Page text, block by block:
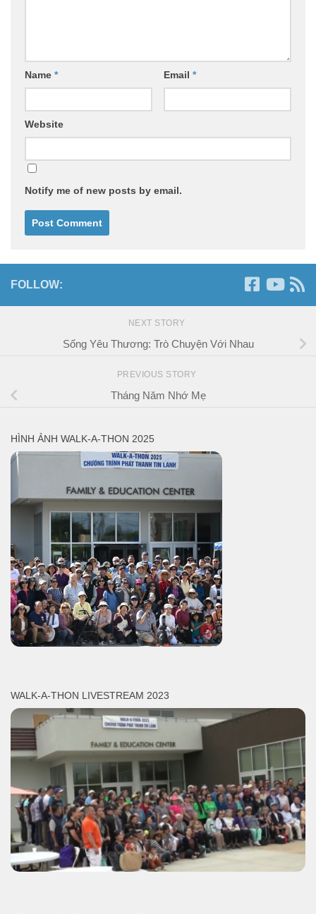
Name * Email *
Website
Notify me of new posts by email.
FOLLOW:
NEXT STORY
Sống Yêu Thương: Trò Chuyện Với Nhau
PREVIOUS STORY
Tháng Năm Nhớ Mẹ
HÌNH ẢNH WALK-A-THON 2025
WALK-A-THON LIVESTREAM 2023